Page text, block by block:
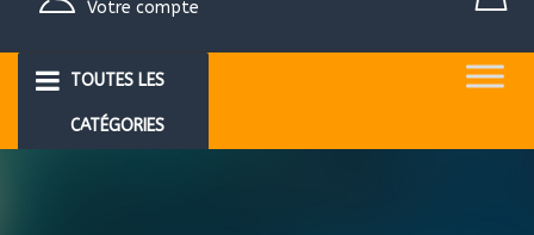
Votre compte
TOUTES LES
CATÉGORIES